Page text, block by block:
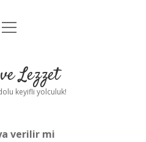
Uyarı
menüyü
Lezzet
keyifli yolculuk!
verilir mi